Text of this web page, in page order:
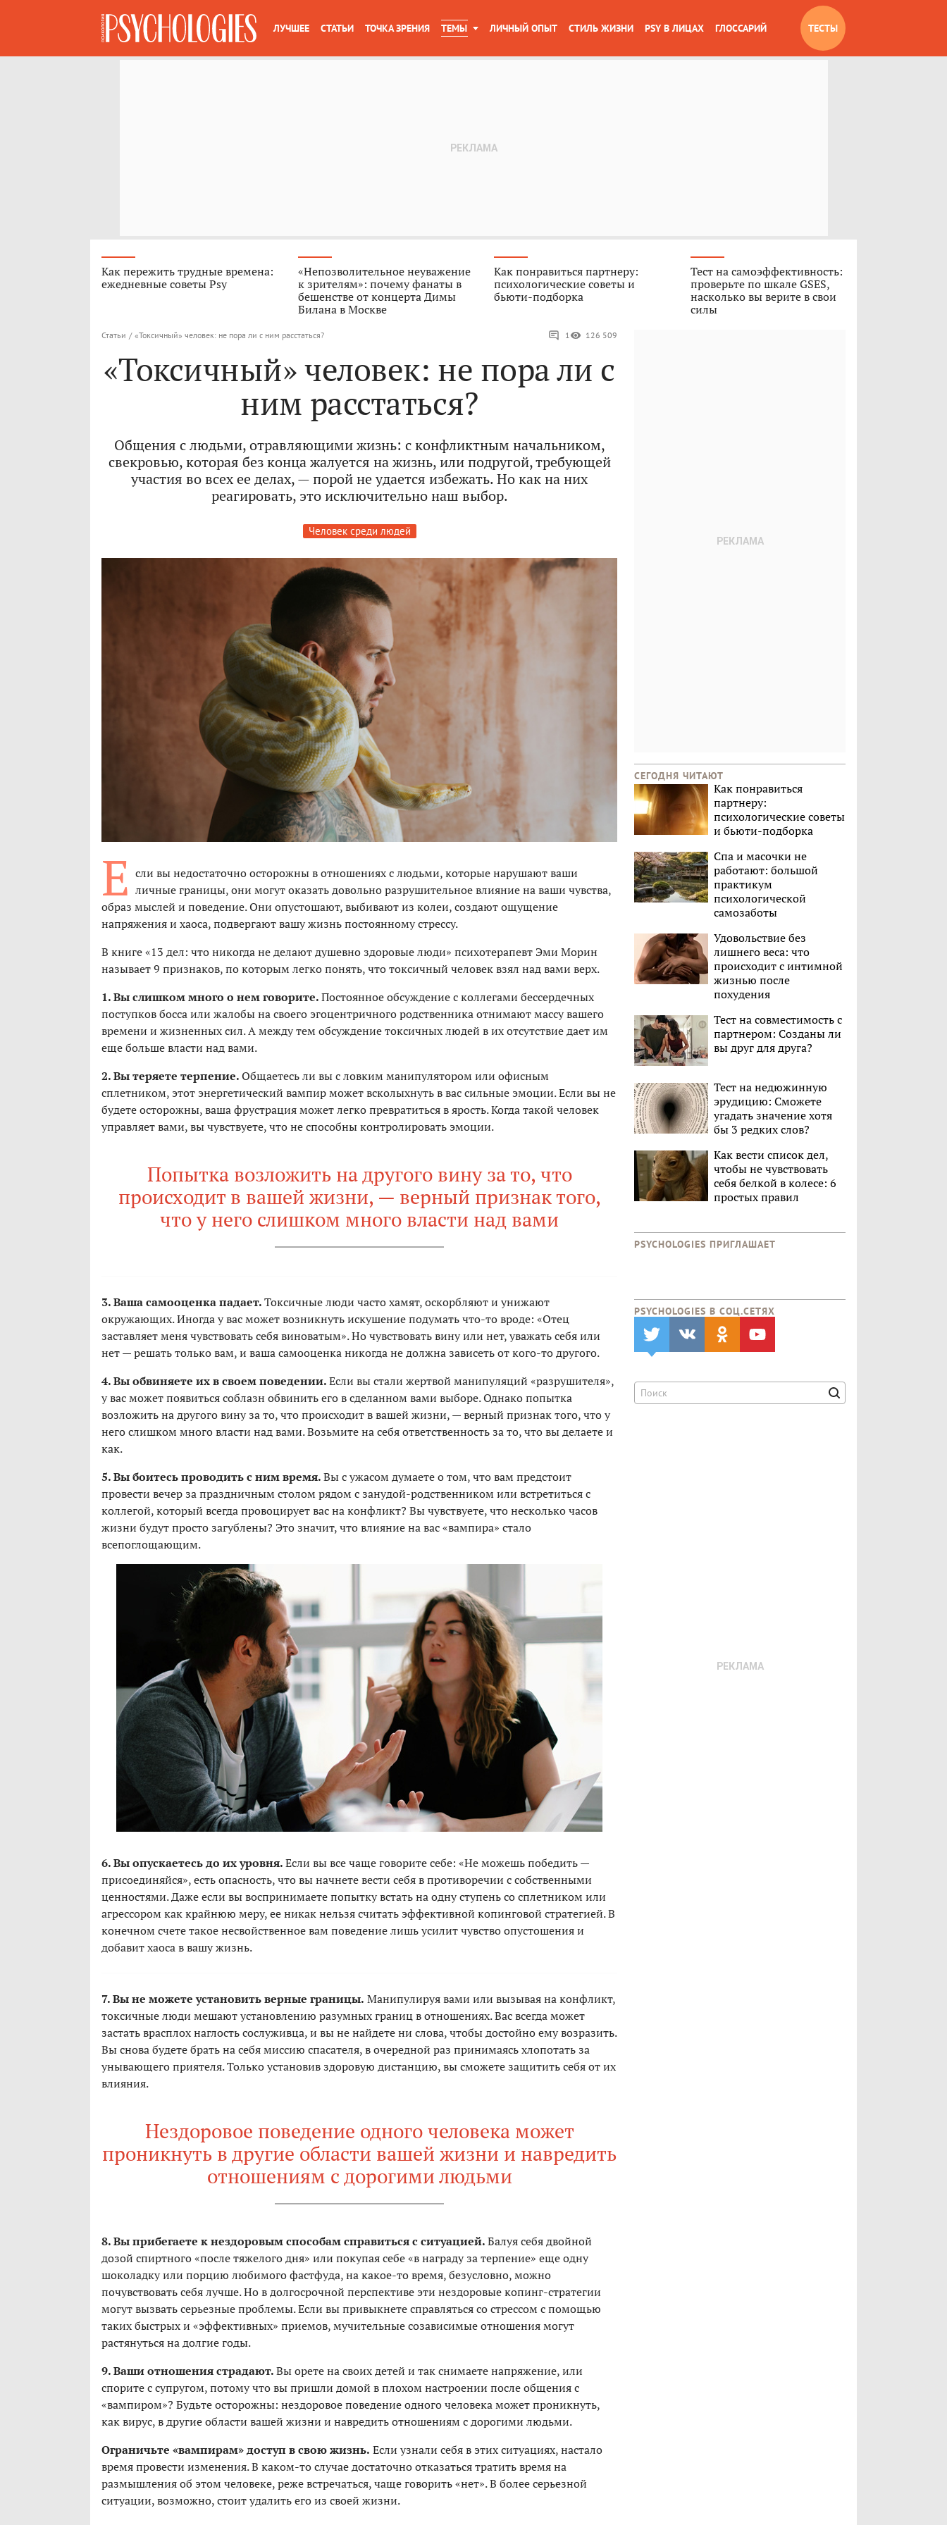
ЛУЧШЕЕ СТАТЬИ ТОЧКА ЗРЕНИЯ ТЕМЫ ЛИЧНЫЙ ОПЫТ СТИЛЬ ЖИЗНИ PSY В ЛИЦАХ ГЛОССАРИЙ ТЕСТЫ
Как пережить трудные времена:
ежедневные советы Psy
«Непозволительное неуважение
к зрителям»: почему фанаты в
бешенстве от концерта Димы
Билана в Москве
Как понравиться партнеру:
психологические советы и
бьюти-подборка
Тест на самоэффективность:
проверьте по шкале GSES,
насколько вы верите в свои
силы
Статьи / «Токсичный» человек: не пора ли с ним расстаться? 1 126 509
«Токсичный» человек: не пора ли с
ним расстаться?
Общения с людьми, отравляющими жизнь: с конфликтным начальником,
свекровью, которая без конца жалуется на жизнь, или подругой, требующей
участия во всех ее делах, — порой не удается избежать. Но как на них
реагировать, это исключительно наш выбор.
Человек среди людей
Е сли вы недостаточно осторожны в отношениях с людьми, которые нарушают ваши
личные границы, они могут оказать довольно разрушительное влияние на ваши чувства,
образ мыслей и поведение. Они опустошают, выбивают из колеи, создают ощущение
напряжения и хаоса, подвергают вашу жизнь постоянному стрессу.
В книге «13 дел: что никогда не делают душевно здоровые люди» психотерапевт Эми Морин
называет 9 признаков, по которым легко понять, что токсичный человек взял над вами верх.
1. Вы слишком много о нем говорите.Постоянное обсуждение с коллегами бессердечных
поступков босса или жалобы на своего эгоцентричного родственника отнимают массу вашего
времени и жизненных сил. А между тем обсуждение токсичных людей в их отсутствие дает им
еще больше власти над вами.
2. Вы теряете терпение.Общаетесь ли вы с ловким манипулятором или офисным
сплетником, этот энергетический вампир может всколыхнуть в вас сильные эмоции. Если вы не
будете осторожны, ваша фрустрация может легко превратиться в ярость. Когда такой человек
управляет вами, вы чувствуете, что не способны контролировать эмоции.
Попытка возложить на другого вину за то, что
происходит в вашей жизни, — верный признак того,
что у него слишком много власти над вами
3. Ваша самооценка падает.Токсичные люди часто хамят, оскорбляют и унижают
окружающих. Иногда у вас может возникнуть искушение подумать что-то вроде: «Отец
заставляет меня чувствовать себя виноватым». Но чувствовать вину или нет, уважать себя или
нет — решать только вам, и ваша самооценка никогда не должна зависеть от кого-то другого.
4. Вы обвиняете их в своем поведении.Если вы стали жертвой манипуляций «разрушителя»,
у вас может появиться соблазн обвинить его в сделанном вами выборе. Однако попытка
возложить на другого вину за то, что происходит в вашей жизни, — верный признак того, что у
него слишком много власти над вами. Возьмите на себя ответственность за то, что вы делаете и
как.
5. Вы боитесь проводить с ним время.Вы с ужасом думаете о том, что вам предстоит
провести вечер за праздничным столом рядом с занудой-родственником или встретиться с
коллегой, который всегда провоцирует вас на конфликт? Вы чувствуете, что несколько часов
жизни будут просто загублены? Это значит, что влияние на вас «вампира» стало
всепоглощающим.
6. Вы опускаетесь до их уровня.Если вы все чаще говорите себе: «Не можешь победить —
присоединяйся», есть опасность, что вы начнете вести себя в противоречии с собственными
ценностями. Даже если вы воспринимаете попытку встать на одну ступень со сплетником или
агрессором как крайнюю меру, ее никак нельзя считать эффективной копинговой стратегией. В
конечном счете такое несвойственное вам поведение лишь усилит чувство опустошения и
добавит хаоса в вашу жизнь.
7. Вы не можете установить верные границы. Манипулируя вами или вызывая на конфликт,
токсичные люди мешают установлению разумных границ в отношениях. Вас всегда может
застать врасплох наглость сослуживца, и вы не найдете ни слова, чтобы достойно ему возразить.
Вы снова будете брать на себя миссию спасателя, в очередной раз принимаясь хлопотать за
унывающего приятеля. Только установив здоровую дистанцию, вы сможете защитить себя от их
влияния.
Нездоровое поведение одного человека может
проникнуть в другие области вашей жизни и навредить
отношениям с дорогими людьми
8. Вы прибегаете к нездоровым способам справиться с ситуацией.Балуя себя двойной
дозой спиртного «после тяжелого дня» или покупая себе «в награду за терпение» еще одну
шоколадку или порцию любимого фастфуда, на какое-то время, безусловно, можно
почувствовать себя лучше. Но в долгосрочной перспективе эти нездоровые копинг-стратегии
могут вызвать серьезные проблемы. Если вы привыкнете справляться со стрессом с помощью
таких быстрых и «эффективных» приемов, мучительные созависимые отношения могут
растянуться на долгие годы.
9. Ваши отношения страдают.Вы орете на своих детей и так снимаете напряжение, или
спорите с супругом, потому что вы пришли домой в плохом настроении после общения с
«вампиром»? Будьте осторожны: нездоровое поведение одного человека может проникнуть,
как вирус, в другие области вашей жизни и навредить отношениям с дорогими людьми.
Ограничьте «вампирам» доступ в свою жизнь. Если узнали себя в этих ситуациях, настало
время провести изменения. В каком-то случае достаточно отказаться тратить время на
размышления об этом человеке, реже встречаться, чаще говорить «нет». В более серьезной
ситуации, возможно, стоит удалить его из своей жизни.
СЕГОДНЯ ЧИТАЮТ
Как понравиться
партнеру:
психологические советы
и бьюти-подборка
Спа и масочки не
работают: большой
практикум
психологической
самозаботы
Удовольствие без
лишнего веса: что
происходит с интимной
жизнью после
похудения
Тест на совместимость с
партнером: Созданы ли
вы друг для друга?
Тест на недюжинную
эрудицию: Сможете
угадать значение хотя
бы 3 редких слов?
Как вести список дел,
чтобы не чувствовать
себя белкой в колесе: 6
простых правил
PSYCHOLOGIES ПРИГЛАШАЕТ
PSYCHOLOGIES В CОЦ.СЕТЯХ